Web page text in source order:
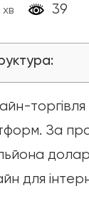
хв ‎ 39 ‎
торгівля
За
для